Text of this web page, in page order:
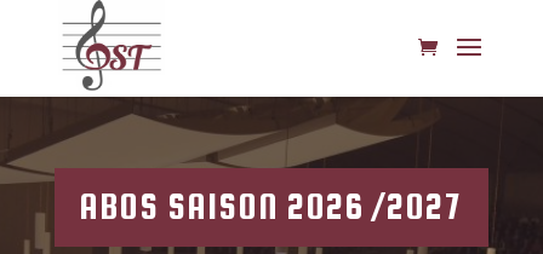
ABOS SAISON 2026 /2027